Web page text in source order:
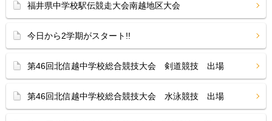
福井県中学校駅伝競走大会南越地区大会
今日から2学期がスタート!!
第46回北信越中学校総合競技大会 剣道競技 出場
第46回北信越中学校総合競技大会 水泳競技 出場